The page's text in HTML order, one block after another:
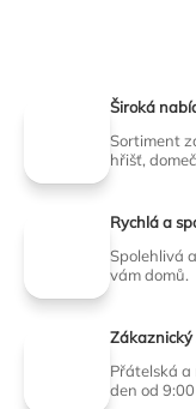
Široká
Sortiment
hřišť,
Rychlá a
Spolehlivá
vám domů.
Zákaznický
Přátelská
den od